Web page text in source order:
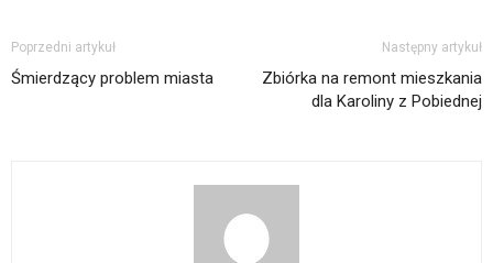
Poprzedni artykuł
Śmierdzący problem miasta
Następny artykuł
Zbiórka na remont mieszkania
dla Karoliny z Pobiednej